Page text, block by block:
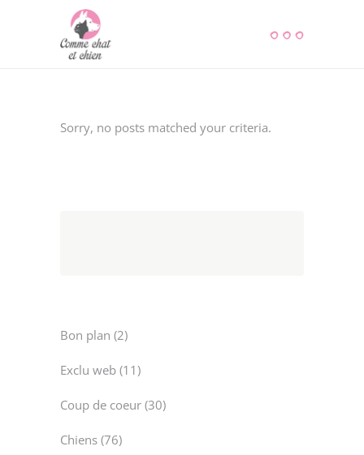
Sorry, no posts matched your criteria.
Bon plan 22
Exclu web 1111
Coup de coeur 3030
Chiens 7676